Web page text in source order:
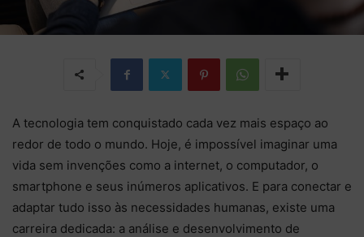
A tecnologia tem conquistado cada vez mais espaço ao
redor de todo o mundo. Hoje, é impossível imaginar uma
vida sem invenções como a internet, o computador, o
smartphone e seus inúmeros aplicativos. E para conectar e
adaptar tudo isso às necessidades humanas, existe uma
carreira dedicada: a análise e desenvolvimento de